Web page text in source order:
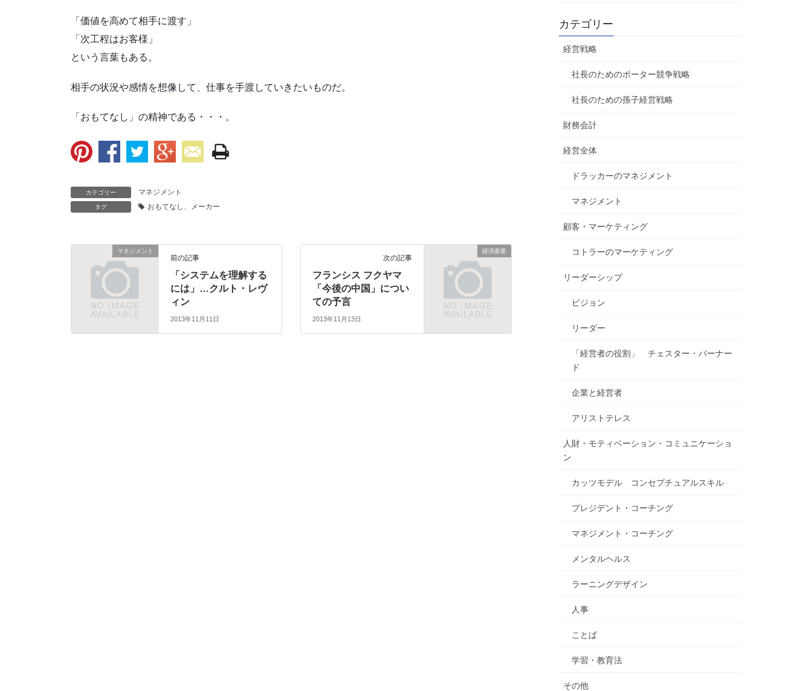
「価値を高めて相手に渡す」
「次工程はお客様」
という言葉もある。
相手の状況や感情を想像して、仕事を手渡していきたいものだ。
「おもてなし」の精神である・・・。
カテゴリー マネジメント
タグ おもてなし、メーカー
マネジメント
前の記事
「システムを理解する
には」…クルト・レヴ
ィン
2013年11月11日
経済産業
次の記事
フランシス フクヤマ
「今後の中国」につい
ての予言
2013年11月13日
カテゴリー
経営戦略
社長のためのポーター競争戦略
社長のための孫子経営戦略
財務会計
経営全体
ドラッカーのマネジメント
マネジメント
顧客・マーケティング
コトラーのマーケティング
リーダーシップ
ビジョン
リーダー
「経営者の役割」 チェスター・バーナー
ド
企業と経営者
アリストテレス
人財・モティベーション・コミュニケーショ
ン
カッツモデル コンセプチュアルスキル
プレジデント・コーチング
マネジメント・コーチング
メンタルヘルス
ラーニングデザイン
人事
ことば
学習・教育法
その他